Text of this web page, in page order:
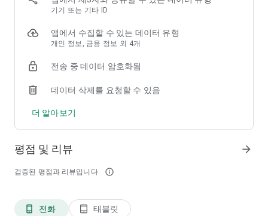
수 있습니다.기기 또는 기타 ID
앱에서 수집할 수 있는 데이터 유형
개인 정보, 금융 정보 외 4개
전송 중 데이터 암호화됨
데이터 삭제를 요청할 수 있음
더 알아보기
평점 및 리뷰
검증된 평점과 리뷰입니다. info_outline
arrow_forward
phone_android 전화 tablet_android 태블릿